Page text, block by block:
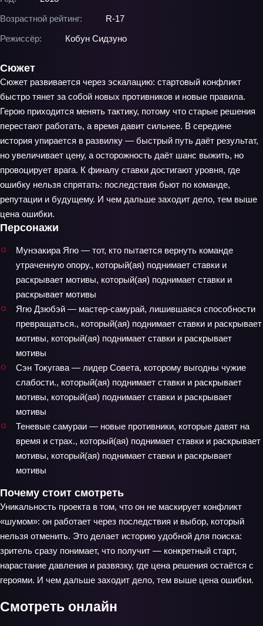
Возрастной рейтинг:
R-17
Режиссёр:
Кобун Сидзуно
Сюжет
Сюжет развивается через эскалацию: стартовый конфликт
быстро тянет за собой новых противников и новые правила.
Герою приходится менять тактику, потому что старые решения
перестают работать, а время давит сильнее. В середине
история упирается в развилку — быстрый путь даёт результат,
но увеличивает цену, а осторожность даёт шанс выжить, но
провоцирует врага. К финалу ставки достигают уровня, где
ошибку нельзя спрятать: последствия бьют по команде,
репутации и будущему. И чем дальше заходит дело, тем выше
цена ошибки.
Персонажи
Мунэакира Ягю — тот, кто пытается вернуть команде
утраченную опору., который(ая) поднимает ставки и
раскрывает мотивы, который(ая) поднимает ставки и
раскрывает мотивы
Ягю Дзюбэй — мастер‑самурай, лишившаяся способности
превращаться., который(ая) поднимает ставки и раскрывает
мотивы, который(ая) поднимает ставки и раскрывает
мотивы
Сэн Токугава — лидер Совета, которому выгодны чужие
слабости., который(ая) поднимает ставки и раскрывает
мотивы, который(ая) поднимает ставки и раскрывает
мотивы
Теневые самураи — новые противники, которые давят на
время и страх., который(ая) поднимает ставки и раскрывает
мотивы, который(ая) поднимает ставки и раскрывает
мотивы
Почему стоит смотреть
Уникальность проекта в том, что он не маскирует конфликт
«шумом»: он работает через последствия и выбор, который
нельзя отменить. Это делает историю удобной для поиска:
зритель сразу понимает, что получит — конкретный старт,
нарастание давления и развязку, где цена решения остаётся с
героями. И чем дальше заходит дело, тем выше цена ошибки.
Смотреть онлайн